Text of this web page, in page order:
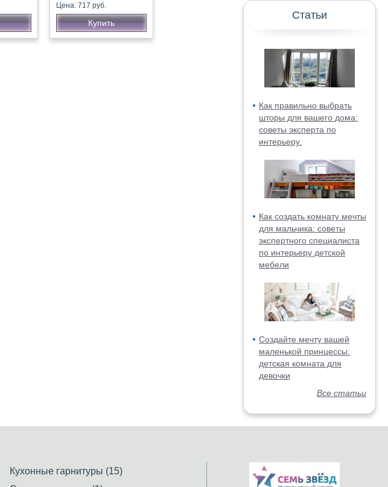
Статьи
Как правильно выбрать
шторы для вашего дома:
советы эксперта по
интерьеру.
Как создать комнату мечты
для мальчика: советы
экспертного специалиста
по интерьеру детской
мебели
Создайте мечту вашей
маленькой принцессы:
детская комната для
девочки
Все статьи
Цена: 717 руб.
Купить
Кухонные гарнитуры (15)